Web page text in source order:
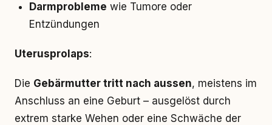
Darmprobleme wie Tumore oder
Entzündungen
Uterusprolaps:
Die Gebärmutter tritt nach aussen, meistens im
Anschluss an eine Geburt – ausgelöst durch
extrem starke Wehen oder eine Schwäche der